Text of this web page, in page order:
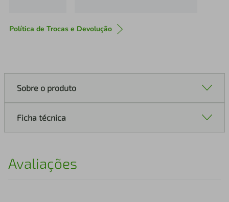
Política de Trocas e Devolução
Sobre o produto
Ficha técnica
Avaliações